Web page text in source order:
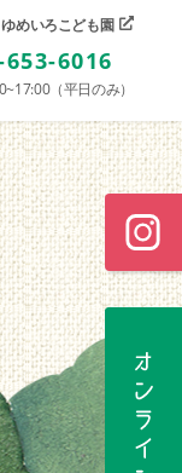
ゆめいろこども園
653-6016
（平日のみ）